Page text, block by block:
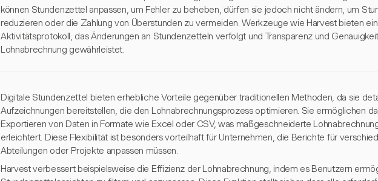
können Stundenzettel anpassen, um Fehler zu beheben, dürfen sie jedoch nicht ändern, um
reduzieren oder die Zahlung von Überstunden zu vermeiden. Werkzeuge wie Harvest bieten ein
Aktivitätsprotokoll, das Änderungen an Stundenzetteln verfolgt und Transparenz und
Lohnabrechnung gewährleistet.
Digitale Stundenzettel bieten erhebliche Vorteile gegenüber traditionellen Methoden, da sie
Aufzeichnungen bereitstellen, die den Lohnabrechnungsprozess optimieren. Sie ermöglichen
Exportieren von Daten in Formate wie Excel oder CSV, was maßgeschneiderte
erleichtert. Diese Flexibilität ist besonders vorteilhaft für Unternehmen, die Berichte für
Abteilungen oder Projekte anpassen müssen.
Harvest verbessert beispielsweise die Effizienz der Lohnabrechnung, indem es Benutzern